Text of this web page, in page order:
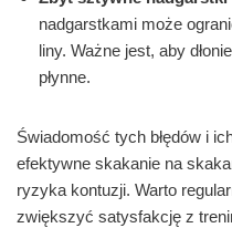
nadgarstkami może
liny. Ważne jest, aby
płynne.
Świadomość tych błędów i
efektywne skakanie na
ryzyka kontuzji. Warto
zwiększyć satysfakcję z